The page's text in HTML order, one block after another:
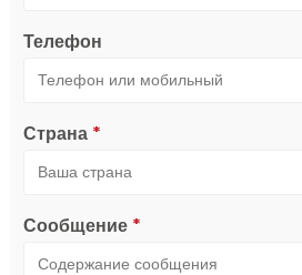
Телефон
Страна *
Сообщение *